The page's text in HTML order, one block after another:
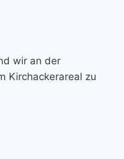
wir an der
Kirchackerareal zu